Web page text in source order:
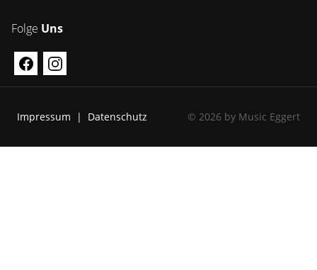
Folge Uns
Impressum Datenschutz © 2026 by Music Eggert